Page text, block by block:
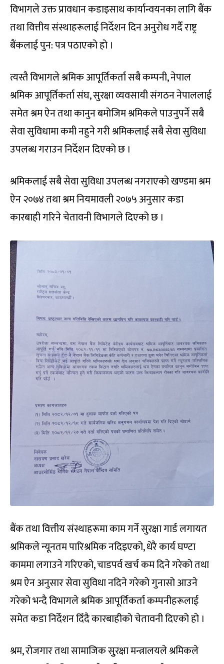
विभागले उक्त प्रावधान कडाइसाथ कार्यान्वयनका लागि बैंक
तथा वित्तीय संस्थाहरूलाई निर्देशन दिन अनुरोध गर्दै राष्ट्र
बैंकलाई पुन: पत्र पठाएको हो ।
त्यस्तै विभागले श्रमिक आपूर्तिकर्ता सबै कम्पनी, नेपाल
श्रमिक आपूर्तिकर्ता संघ, सुरक्षा व्यवसायी संगठन नेपाललाई
समेत श्रम ऐन तथा कानुन बमोजिम श्रमिकले पाउनुपर्ने सबै
सेवा सुविधामा कमी नहुने गरी श्रमिकलाई सबै सेवा सुविधा
उपलब्ध गराउन निर्देशन दिएको छ ।
श्रमिकलाई सबै सेवा सुविधा उपलब्ध नगराएको खण्डमा श्रम
ऐन २०७४ तथा श्रम नियमावली २०७५ अनुसार कडा
कारबाही गरिने चेतावनी विभागले दिएको छ ।
बैंक तथा वित्तीय संस्थाहरूमा काम गर्ने सुरक्षा गार्ड लगायत
श्रमिकले न्यूनतम पारिश्रमिक नदिइएको, धेरै कार्य घण्टा
काममा लगाउने गरिएको, चाडपर्व खर्च कम दिने गरेको तथा
श्रम ऐन अनुसार सेवा सुविधा नदिने गरेको गुनासो आउने
गरेको भन्दै विभागले श्रमिक आपूर्तिकर्ता कम्पनीहरूलाई
समेत कडा निर्देशन दिँदै कारबाहीको चेतावनी दिएको हो ।
श्रम, रोजगार तथा सामाजिक सुुरक्षा मन्त्रालयले श्रमिकले